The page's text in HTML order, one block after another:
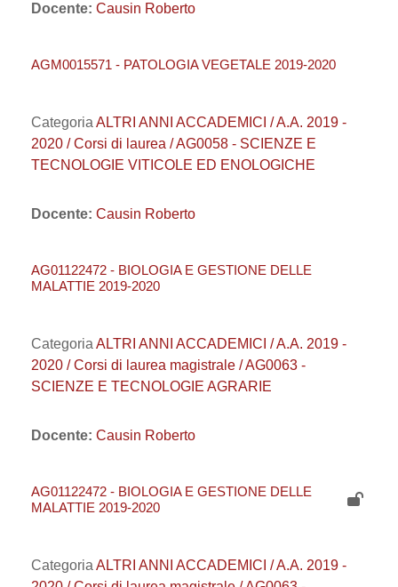
Docente: Causin Roberto
AGM0015571 - PATOLOGIA VEGETALE 2019-2020
Categoria ALTRI ANNI ACCADEMICI / A.A. 2019 -
2020 / Corsi di laurea / AG0058 - SCIENZE E
TECNOLOGIE VITICOLE ED ENOLOGICHE
Docente: Causin Roberto
AG01122472 - BIOLOGIA E GESTIONE DELLE
MALATTIE 2019-2020
Categoria ALTRI ANNI ACCADEMICI / A.A. 2019 -
2020 / Corsi di laurea magistrale / AG0063 -
SCIENZE E TECNOLOGIE AGRARIE
Docente: Causin Roberto
AG01122472 - BIOLOGIA E GESTIONE DELLE
MALATTIE 2019-2020
Categoria ALTRI ANNI ACCADEMICI / A.A. 2019 -